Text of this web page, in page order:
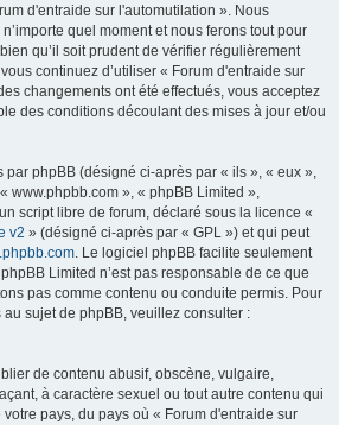
d'entraide sur l'automutilation ». Nous
quel moment et nous ferons tout pour
qu’il soit prudent de vérifier régulièrement
continuez d’utiliser « Forum d'entraide sur
changements ont été effectués, vous acceptez
des conditions découlant des mises à jour et/ou
par phpBB (désigné ci-après par « ils », « eux »,
www.phpbb.com », « phpBB Limited »,
script libre de forum, déclaré sous la licence «
v2 » (désigné ci-après par « GPL ») et qui peut
. Le logiciel phpBB facilite seulement
Limited n’est pas responsable de ce que
pas comme contenu ou conduite permis. Pour
sujet de phpBB, veuillez consulter :
de contenu abusif, obscène, vulgaire,
à caractère sexuel ou tout autre contenu qui
pays, du pays où « Forum d'entraide sur